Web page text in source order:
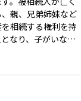
税枠や控除制度が
に活用することで
。代表的な制度に
険金の
親、兄弟姉妹など
相続する権利を持
なり、子がいない
重要な概念であ